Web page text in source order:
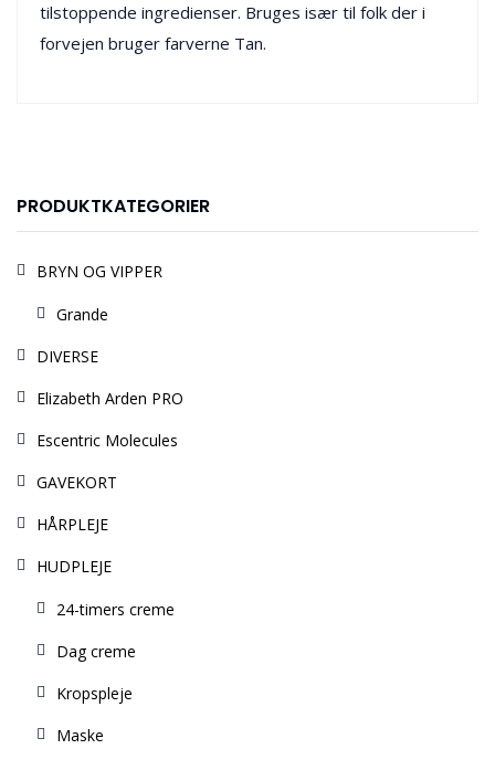
tilstoppende ingredienser. Bruges især til folk der i
forvejen bruger farverne Tan.
PRODUKTKATEGORIER
BRYN OG VIPPER
Grande
DIVERSE
Elizabeth Arden PRO
Escentric Molecules
GAVEKORT
HÅRPLEJE
HUDPLEJE
24-timers creme
Dag creme
Kropspleje
Maske